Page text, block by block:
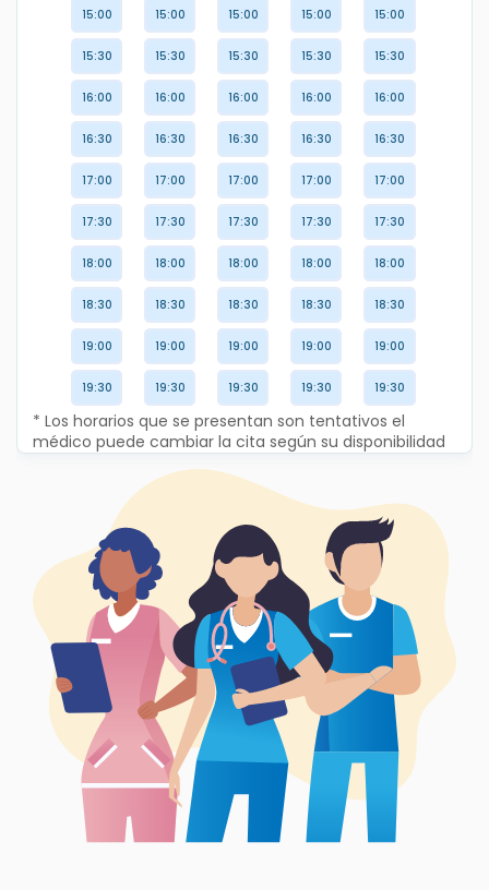
15:00
15:30
16:00
16:30
17:00
17:30
18:00
18:30
19:00
19:30
15:00
15:30
16:00
16:30
17:00
17:30
18:00
18:30
19:00
19:30
15:00
15:30
16:00
16:30
17:00
17:30
18:00
18:30
19:00
19:30
15:00
15:30
16:00
16:30
17:00
17:30
18:00
18:30
19:00
19:30
15:00
15:30
16:00
16:30
17:00
17:30
18:00
18:30
19:00
19:30
* Los horarios que se presentan son tentativos el
médico puede cambiar la cita según su disponibilidad